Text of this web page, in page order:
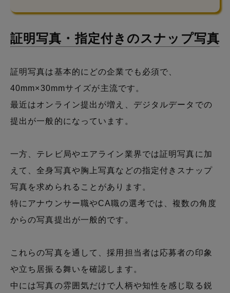
証明写真・指定付きのスナップ写真
証明写真は基本的にどの企業でも必須で、
40mm×30mmサイズが主流です。
最近はオンライン提出が増え、デジタルデータでの
提出が一般的になっています。
一方、テレビ局やエアライン業界では証明写真に加
えて、全身写真や胸上写真などの指定付きスナップ
写真を求められることがあります。
特にアナウンサー職やCA職の選考では、複数の角度
からの写真提出が一般的です。
これらの写真を通して、採用担当者は応募者の印象
や立ち居振る舞いを確認します。
中には写真の雰囲気だけで人柄や知性を感じ取る鋭